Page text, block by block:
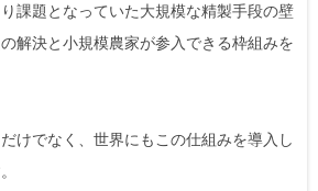
課題となっていた大規模な精製手段の壁
解決と小規模農家が参入できる枠組みを
けでなく、世界にもこの仕組みを導入し